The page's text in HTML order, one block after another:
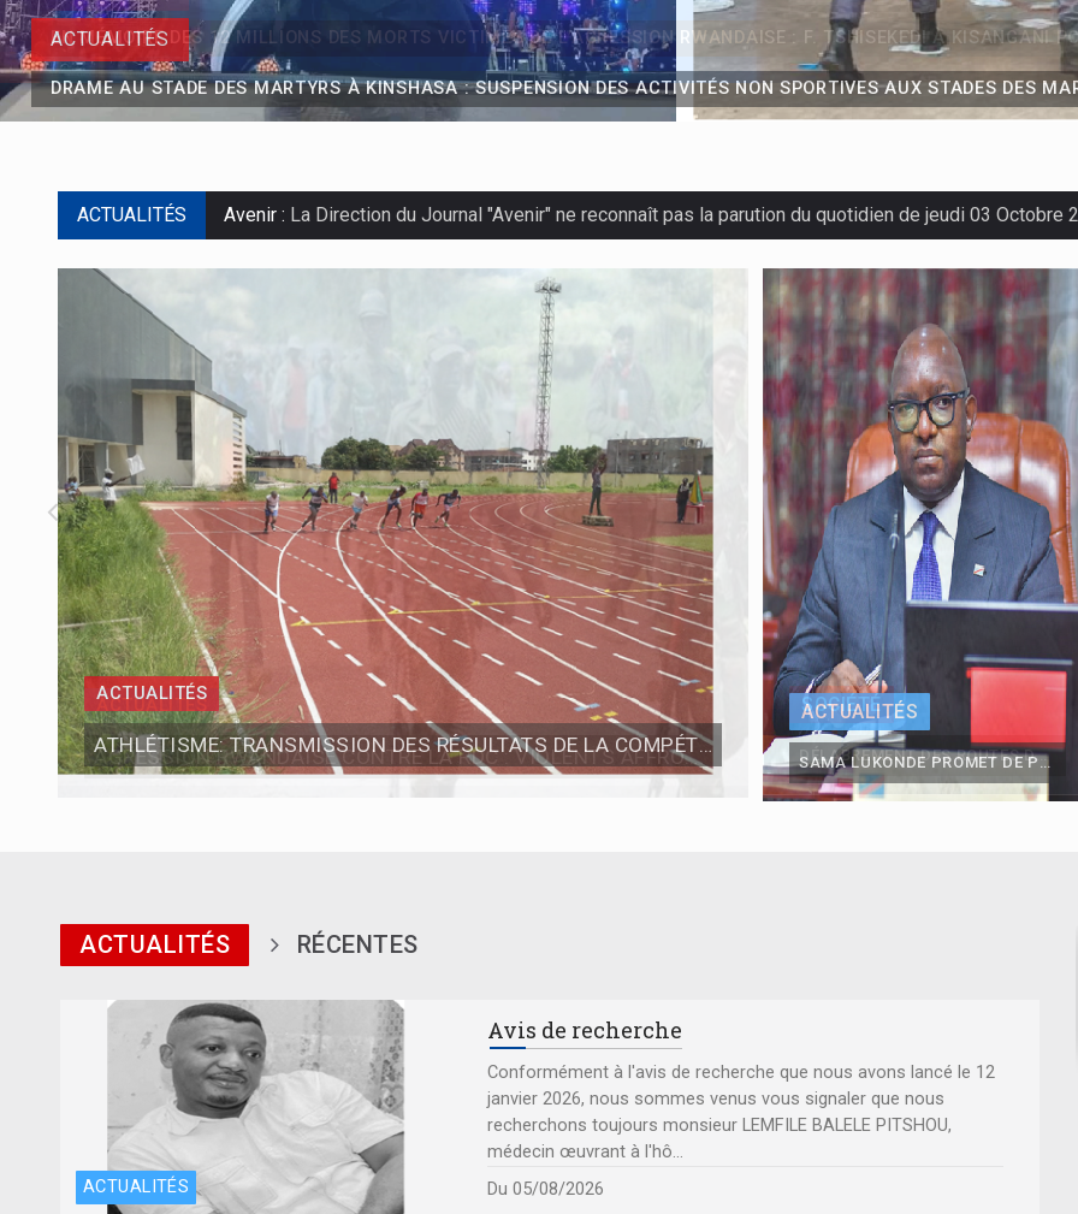
ACTUALITÉS
DRAME AU STADE DES MARTYRS À KINSHASA : SUSPENSION DES ACTIVITÉS NON SPORTIVES AUX STADES DES
ACTUALITÉS Avenir : La Direction du Journal "Avenir" ne reconnaît pas la parution du quotidien de jeudi 03 Octobre
Drame au concert de Mike Kalambay : :Suspension préventive des concerts de Fally Ipupa et Ferré
Baisse des prix des denrées alimentaires sur les : Félix Tshisekedi appelle le gouvernement aux
Opérations conjointes FARDC /UPDF : : 23 ex-otages des ADF libérés en Ituri
Drame au stade des martyrs à Kinshasa : : Suspension des activités non sportives aux stades des
En mémoire des 12 millions des morts victimes de :F. Tshisekedi à Kisangani pour la GENOCOST
ACTUALITÉS
ATHLÉTISME: TRANSMISSION DES RÉSULTATS DE LA COMPÉTITION SUR PISTE ORGANISÉE PAR LA LIDAKIN CE SAMEDI 10 FÉVRIER AU TERRAIN ANNEXE SM
ACTUALITÉS
SAMA LUKONDE PROMET DE POURSUIVRE LE SOUTIEN FINANCIER ET SÉCURITAIRE DU GOUVERNEMENT À LA CENI POUR LA CONCLUSION DE TOUT LE CYCLE ÉLECTORAL
ACTUALITÉS RÉCENTES
ACTUALITÉS
Avis de recherche
Conformément à l'avis de recherche que nous avons lancé le 12
janvier 2026, nous sommes venus vous signaler que nous
recherchons toujours monsieur LEMFILE BALELE PITSHOU,
médecin œuvrant à l'hô...
Du 05/08/2026